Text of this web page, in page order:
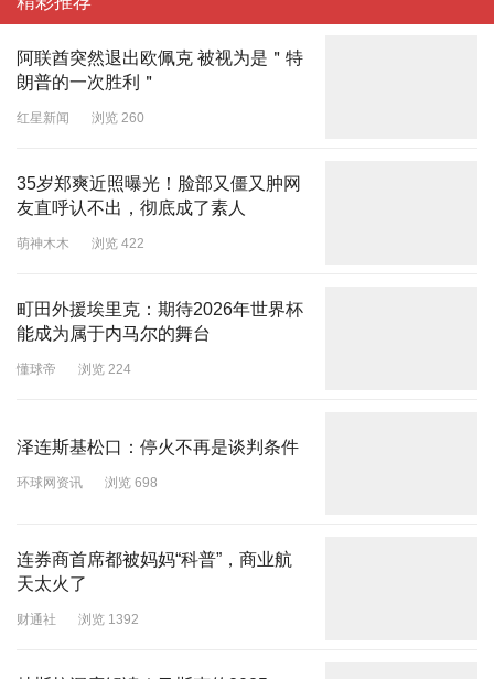
阿联酋突然退出欧佩克 被视为是＂特
朗普的一次胜利＂
红星新闻 浏览 260
35岁郑爽近照曝光！脸部又僵又肿网
友直呼认不出，彻底成了素人
萌神木木 浏览 422
町田外援埃里克：期待2026年世界杯
能成为属于内马尔的舞台
懂球帝 浏览 224
泽连斯基松口：停火不再是谈判条件
环球网资讯 浏览 698
连券商首席都被妈妈“科普”，商业航
天太火了
财通社 浏览 1392